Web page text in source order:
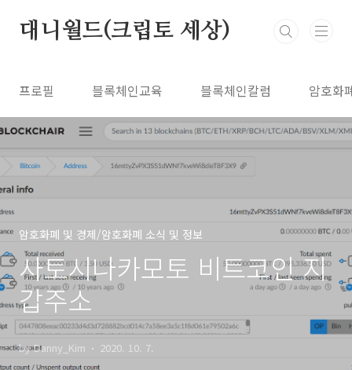
대니월드(크립토 세상)
프로필 블록체인교육 블록체인칼럼 암호화
암호화폐 및 경제/암호화폐 소식 및 정보
사토시나카모토 비트코인 지
갑주소
by Danny_Kim 2020. 10. 7.